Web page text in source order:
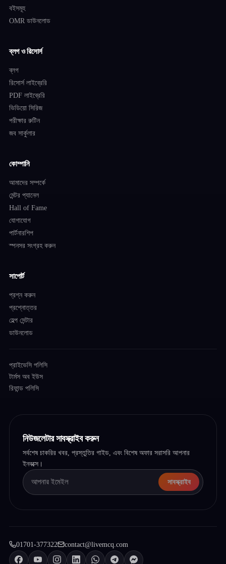
বইসমূহ
OMR ডাউনলোড
ব্লগ ও রিসোর্স
ব্লগ
রিসোর্স লাইব্রেরি
PDF লাইব্রেরি
ভিডিয়ো সিরিজ
পরীক্ষার রুটিন
জব সার্কুলার
কোম্পানি
আমাদের সম্পর্কে
মেন্টর প্যানেল
Hall of Fame
যোগাযোগ
পার্টনারশিপ
স্পনসর সংগ্রহ করুন
সাপোর্ট
প্রশ্ন করুন
প্রশ্নোত্তর
হেল্প সেন্টার
ডাউনলোড
প্রাইভেসি পলিসি
টার্মস অব ইউস
রিফান্ড পলিসি
নিউজলেটার সাবস্ক্রাইব করুন
সর্বশেষ চাকরির খবর, প্রস্তুতির গাইড, এবং বিশেষ অফার সরাসরি আপনার
ইনবক্সে।
সাবস্ক্রাইব
01701-377322 contact@livemcq.com